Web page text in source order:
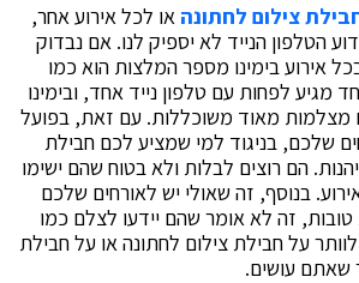
צילום לחתונה או לכל אירוע אחר,
הטלפון הנייד לא יספיק לנו. אם נבדוק
אירוע בימינו מספר המלצות הוא כמו
לפחות עם טלפון נייד אחד, ובימינו
מצלמות מאוד משוכללות. עם זאת, בפועל
שלכם, בניגוד למי שמציע לכם חבילת
הם רוצים לבלות ולא בטוח שהם ישימו
בנוסף, זה שאולי יש לאורחים שלכם
זה לא אומר שהם יידעו לצלם כמו
על חבילת צילום לחתונה או על חבילת
שאתם עושים.